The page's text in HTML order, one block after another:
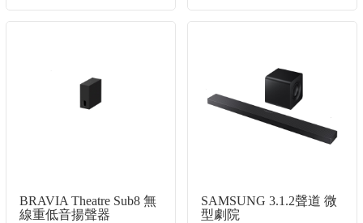
BRAVIA Theatre Sub8 無
線重低音揚聲器
SAMSUNG 3.1.2聲道 微
型劇院